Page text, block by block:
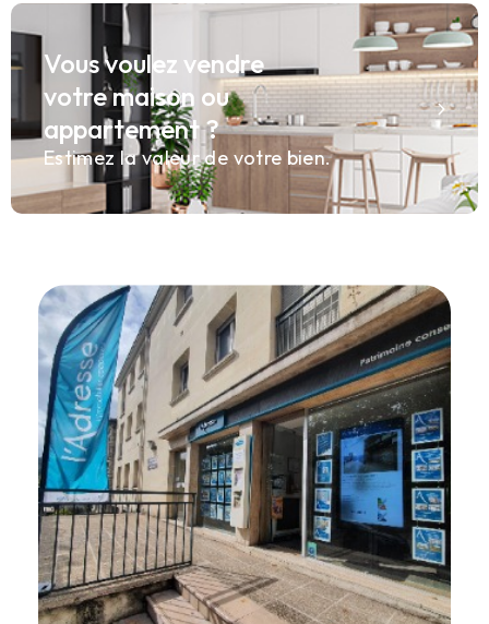
Vous voulez vendre
votre maison ou
appartement ?
Estimez la valeur de votre bien.